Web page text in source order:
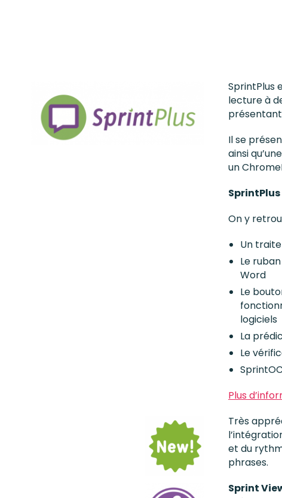
SprintPlus
lecture à
Il se
ainsi
un
SprintPlus
On y
Un
Le
Word
Le
logiciels
La
Le
Plus
Très
et du
phrases.
Sprint